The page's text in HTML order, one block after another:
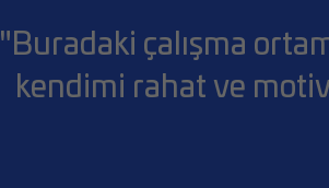
"Buradaki çalışma
kendimi rahat ve